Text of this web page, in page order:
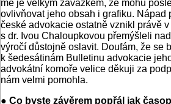
mě je velkým závazkem, že mohu
ovlivňovat jeho obsah i grafiku. Nápad
české advokacie ostatně vznikl právě
s dr. Ivou Chaloupkovou přemýšleli
výročí důstojně oslavit. Doufám, že se
k šedesátinám Bulletinu advokacie
advokátní komoře velice děkuji za
nám velmi pomohla.
● Co byste závěrem popřál jak